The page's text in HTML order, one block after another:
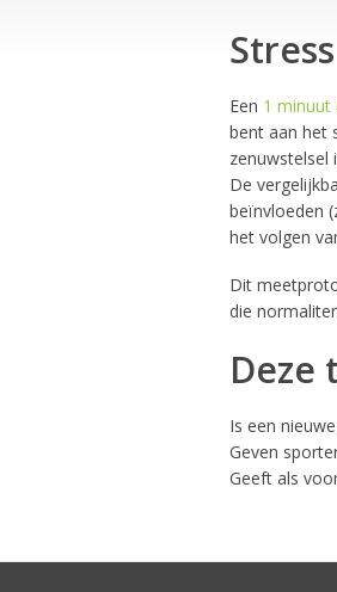
Een 1 minuut
bent aan het
zenuwstelsel
De
beïnvloeden
het volgen
Dit
die
Deze
Is een
Geven
Geeft als